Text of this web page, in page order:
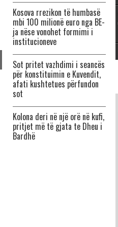
Kosova rrezikon të humbasë
mbi 100 milionë euro nga BE-
ja nëse vonohet formimi i
institucioneve
Sot pritet vazhdimi i seancës
për konstituimin e Kuvendit,
afati kushtetues përfundon
sot
Kolona deri në një orë në kufi,
pritjet më të gjata te Dheu i
Bardhë